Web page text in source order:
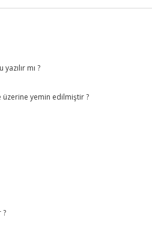
mı ?
üzerine yemin edilmiştir ?
?